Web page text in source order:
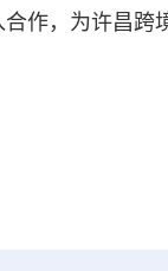
作，为许昌跨